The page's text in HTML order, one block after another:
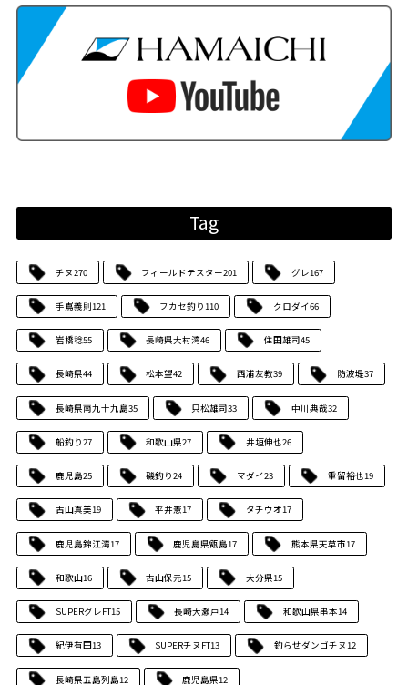
Tag
チヌ270 フィールドテスター201 グレ167
手嶌義則121 フカセ釣り 110 クロダイ66
岩橋稔55 長崎県大村湾46 住田雄司45
長崎県44 松本望42 西浦友教39 防波堤37
長崎県南九十九島35 只松雄司33 中川典哉32
船釣り27 和歌山県27 井垣伸也26
鹿児島25 磯釣り24 マダイ23 重留裕也19
古山真美19 平井憲17 タチウオ17
鹿児島錦江湾17 鹿児島県甑島17 熊本県天草市17
和歌山16 古山保元15 大分県15
SUPERグレFT15 長崎大瀬戸14 和歌山県串本14
紀伊有田13 SUPERチヌFT13 釣らせダンゴチヌ12
長崎県五島列島12 鹿児島県12